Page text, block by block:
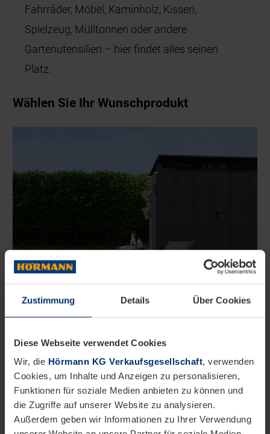
Zustimmung Details Über Cookies
Diese Webseite verwendet Cookies
Wir, die Hörmann KG Verkaufsgesellschaft, verwenden
Cookies, um Inhalte und Anzeigen zu personalisieren,
Funktionen für soziale Medien anbieten zu können und
die Zugriffe auf unserer Website zu analysieren.
Außerdem geben wir Informationen zu Ihrer Verwendung